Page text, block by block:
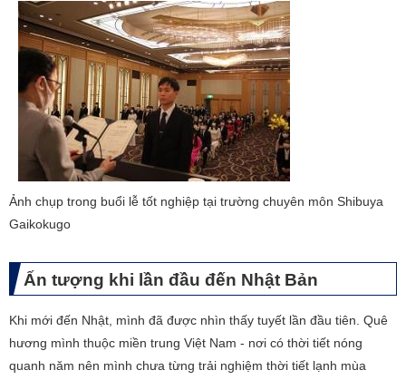
​Ảnh chụp trong buổi lễ tốt nghiệp tại trường chuyên môn Shibuya
Gaikokugo
Ấn tượng khi lần đầu đến Nhật Bản
Khi mới đến Nhật, mình đã được nhìn thấy tuyết lần đầu tiên. Quê
hương mình thuộc miền trung Việt Nam - nơi có thời tiết nóng
quanh năm nên mình chưa từng trải nghiệm thời tiết lạnh mùa